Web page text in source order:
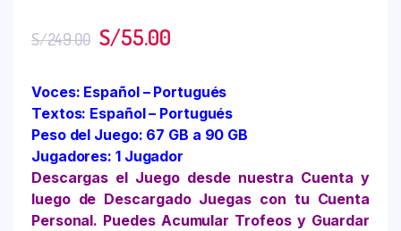
S/249.00 S/55.00
Voces: Español – Portugués
Textos: Español – Portugués
Peso del Juego: 67 GB a 90 GB
Jugadores: 1 Jugador
Descargas el Juego desde nuestra Cuenta y
luego de Descargado Juegas con tu Cuenta
Personal. Puedes Acumular Trofeos y Guardar